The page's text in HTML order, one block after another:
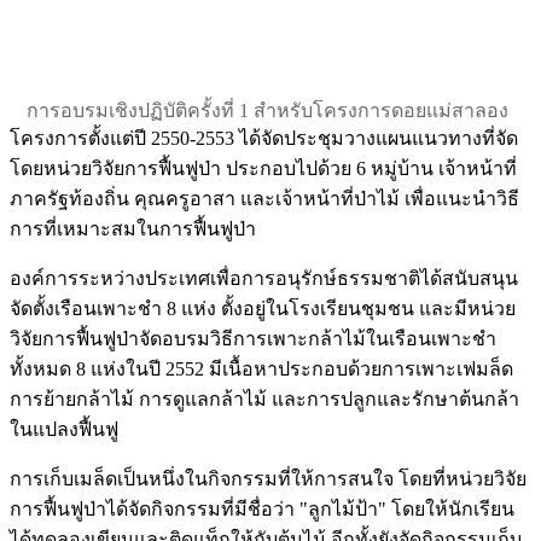
การอบรมเชิงปฏิบัติครั้งที่ 1 สำหรับโครงการดอยแม่สาลอง
โครงการตั้งแต่ปี 2550-2553 ได้จัดประชุมวางแผนแนวทางที่จัด
โดยหน่วยวิจัยการฟื้นฟูป่า ประกอบไปด้วย 6 หมู่บ้าน เจ้าหน้าที่
ภาครัฐท้องถิ่น คุณครูอาสา และเจ้าหน้าที่ป่าไม้ เพื่อแนะนำวิธี
การที่เหมาะสมในการฟื้นฟูป่า
องค์การระหว่างประเทศเพื่อการอนุรักษ์ธรรมชาติได้สนับสนุน
จัดตั้งเรือนเพาะชำ 8 แห่ง ตั้งอยู่ในโรงเรียนชุมชน และมีหน่วย
วิจัยการฟื้นฟูป่าจัดอบรมวิธีการเพาะกล้าไม้ในเรือนเพาะชำ
ทั้งหมด 8 แห่งในปี 2552 มีเนื้อหาประกอบด้วยการเพาะเฟมล็ด
การย้ายกล้าไม้ การดูแลกล้าไม้ และการปลูกและรักษาต้นกล้า
ในแปลงฟื้นฟู
การเก็บเมล็ดเป็นหนึ่งในกิจกรรมที่ให้การสนใจ โดยที่หน่วยวิจัย
การฟื้นฟูป่าได้จัดกิจกรรมที่มีชื่อว่า "ลูกไม้ป้า" โดยให้นักเรียน